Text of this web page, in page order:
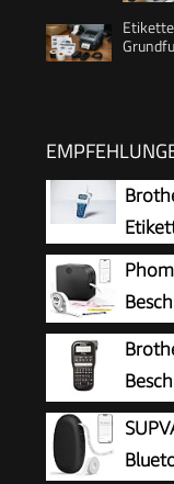
mm/Sek.